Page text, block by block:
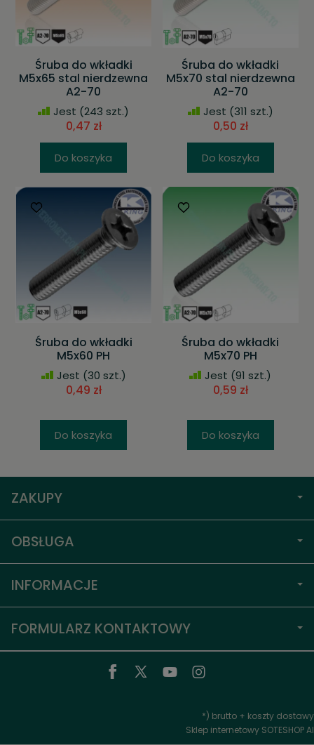
Śruba do wkładki
M5x65 stal nierdzewna
A2-70
Jest (243 szt.)
0,47 zł
Do koszyka
Śruba do wkładki
M5x70 stal nierdzewna
A2-70
Jest (311 szt.)
0,50 zł
Do koszyka
Śruba do wkładki
M5x60 PH
Jest (30 szt.)
0,49 zł
Do koszyka
Śruba do wkładki
M5x70 PH
Jest (91 szt.)
0,59 zł
Do koszyka
ZAKUPY
OBSŁUGA
INFORMACJE
FORMULARZ KONTAKTOWY
*) brutto + koszty dostawy
Sklep internetowy SOTESHOP AI